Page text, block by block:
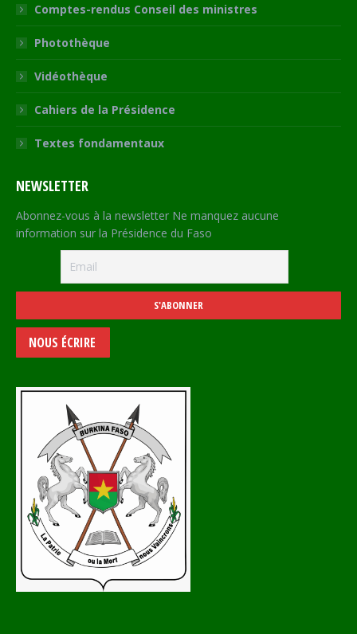
Comptes-rendus Conseil des ministres
Photothèque
Vidéothèque
Cahiers de la Présidence
Textes fondamentaux
NEWSLETTER
Abonnez-vous à la newsletter Ne manquez aucune
information sur la Présidence du Faso
NOUS ÉCRIRE